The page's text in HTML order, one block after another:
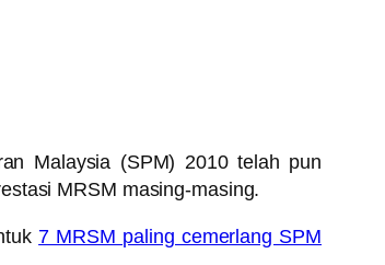
Malaysia (SPM) 2010 telah pun
MRSM masing-masing.
7 MRSM paling cemerlang SPM